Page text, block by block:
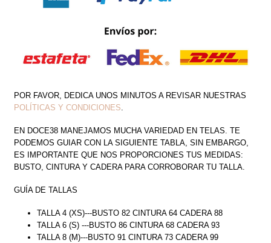
POR FAVOR, DEDICA UNOS MINUTOS A REVISAR NUESTRAS
POLÍTICAS Y CONDICIONES
EN DOCE38 MANEJAMOS MUCHA VARIEDAD EN TELAS. TE
PODEMOS GUIAR CON LA SIGUIENTE TABLA, SIN EMBARGO,
ES IMPORTANTE QUE NOS PROPORCIONES TUS MEDIDAS:
BUSTO, CINTURA Y CADERA PARA CORROBORAR TU TALLA.
GUÍA DE TALLAS
TALLA 4 (XS)---BUSTO 82 CINTURA 64 CADERA 88
TALLA 6 (S) ---BUSTO 86 CINTURA 68 CADERA 93
TALLA 8 (M)---BUSTO 91 CINTURA 73 CADERA 99